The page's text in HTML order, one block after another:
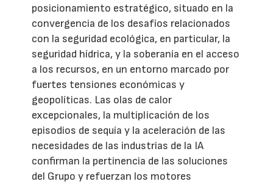
posicionamiento estratégico, situado en la
convergencia de los desafíos relacionados
con la seguridad ecológica, en particular, la
seguridad hídrica, y la soberanía en el acceso
a los recursos, en un entorno marcado por
fuertes tensiones económicas y
geopolíticas. Las olas de calor
excepcionales, la multiplicación de los
episodios de sequía y la aceleración de las
necesidades de las industrias de la IA
confirman la pertinencia de las soluciones
del Grupo y refuerzan los motores